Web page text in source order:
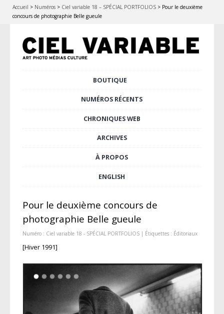
Accueil > Numéros > Ciel variable 18 – SPÉCIAL PORTFOLIOS > Pour le deuxième
concours de photographie Belle gueule
BOUTIQUE
NUMÉROS RÉCENTS
CHRONIQUES WEB
ARCHIVES
À PROPOS
ENGLISH
Pour le deuxième concours de
photographie Belle gueule
Numéro : Ciel variable 18 - SPÉCIAL PORTFOLIOS| Étiquettes : Éditoriaux
[Hiver 1991]